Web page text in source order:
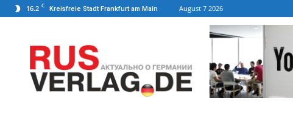
16.2 C Kreisfreie Stadt Frankfurt am Main August 7 2026